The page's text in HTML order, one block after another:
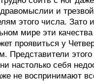
и
этого числа. Зато
мире эти качества
проявиться у
настолько себя
не воспринимают